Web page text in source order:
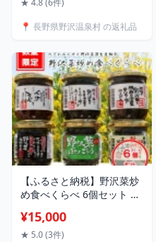
み お土産 おみやげ 飲み比
★ 4.8 (6件)
📍 長野県野沢温泉村 の返礼品
【ふるさと納税】野沢菜炒
め食べくらべ 6個セット |
め 信州みそ ぼたんごしょ
う 野沢菜 野沢菜漬け 瓶詰
¥15,000
★ 5.0 (3件)